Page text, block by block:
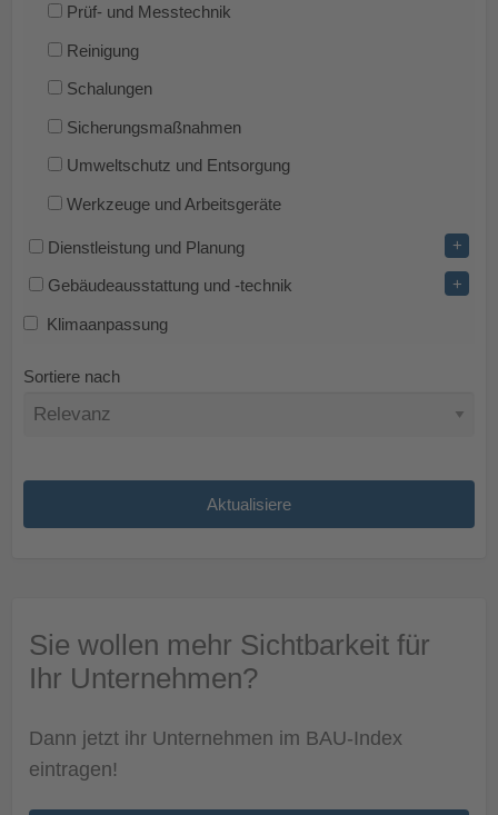
Prüf- und Messtechnik
Reinigung
Schalungen
Sicherungsmaßnahmen
Umweltschutz und Entsorgung
Werkzeuge und Arbeitsgeräte
Dienstleistung und Planung +
Gebäudeausstattung und -technik +
Klimaanpassung
Sortiere nach
Sie wollen mehr Sichtbarkeit für
Ihr Unternehmen?
Dann jetzt ihr Unternehmen im BAU-Index
eintragen!